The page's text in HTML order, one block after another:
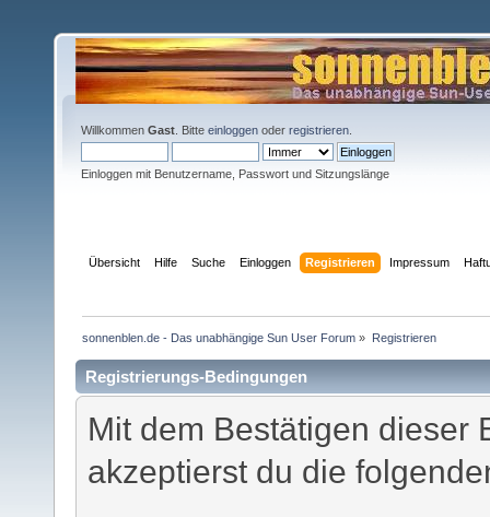
Willkommen Gast . Bitte einloggen oder registrieren
Einloggen mit Benutzername, Passwort und Sitzungslänge
Übersicht Hilfe Suche Einloggen Registrieren Impressum
sonnenblen.de - Das unabhängige Sun User Forum » Registrieren
Registrierungs-Bedingungen
Mit dem Bestätigen dieser
akzeptierst du die